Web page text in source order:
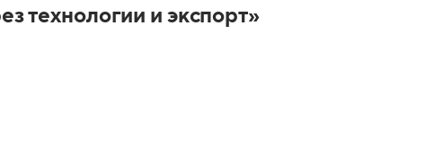
технологии и экспорт»